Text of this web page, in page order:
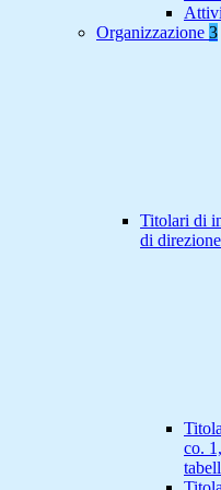
Organizzazione 3
Titolari di
di
co.